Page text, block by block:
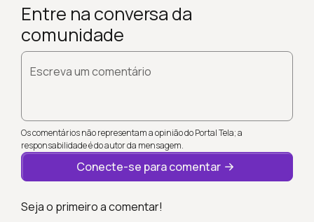
Entre na conversa da
comunidade
Escreva um comentário
Os comentários não representam a opinião do Portal Tela; a
responsabilidade é do autor da mensagem.
Conecte-se para comentar
Seja o primeiro a comentar!